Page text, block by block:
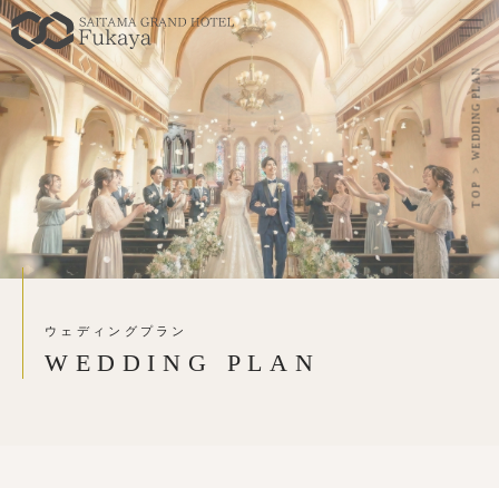
ウェディングプラン
W ED DIN G PLA N
TOP
W
E
D
D
I
N
G
P
L
A
N